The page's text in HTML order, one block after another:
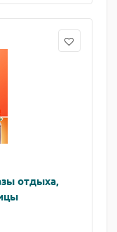
отдыха,